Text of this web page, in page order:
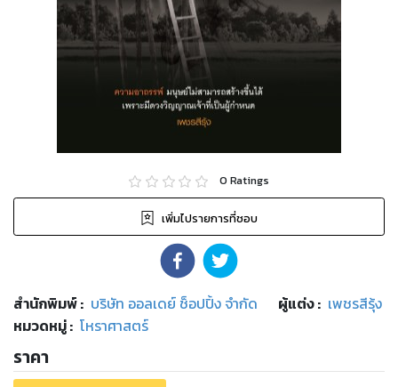
0 Ratings
เพิ่มไปรายการที่ชอบ
สำนักพิมพ์: บริษัท ออลเดย์ ช็อปปิ้ง จำกัด ผู้แต่ง : เพชรสีรุ้ง
หมวดหมู่: โหราศาสตร์
ราคา